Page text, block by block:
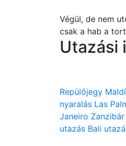
Végül, de nem
csak a hab a
Utazási
Repülőjegy
nyaralás Las
Janeiro
utazás Bali